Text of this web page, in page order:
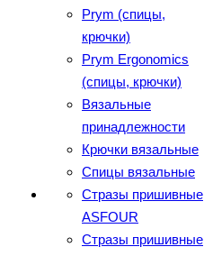
Prym (спицы,
крючки)
Prym Ergonomics
(спицы, крючки)
Вязальные
принадлежности
Крючки вязальные
Спицы вязальные
Стразы пришивные
ASFOUR
Стразы пришивные